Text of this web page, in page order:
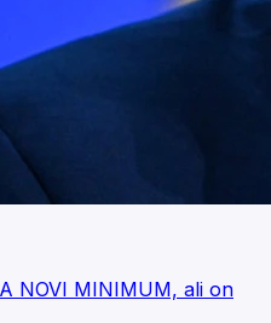
NOVI MINIMUM, ali on